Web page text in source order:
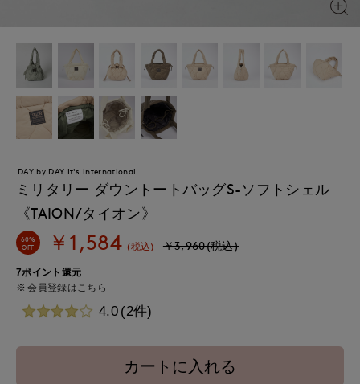
DAY by DAY It's international
ミリタリー ダウントートバッグS-ソフトシェル
《TAION/タイオン》
60%
OFF ￥1,584 (税込) ￥3,960(税込)
7ポイント還元
会員登録は こちら
4.0 (2件)
カートに入れる